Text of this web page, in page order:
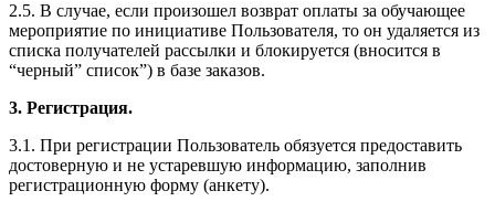
2.5. В случае, если произошел возврат оплаты за обучающее
мероприятие по инициативе Пользователя, то он удаляется из
списка получателей рассылки и блокируется (вносится в
“черный” список”) в базе заказов.
3. Регистрация.
3.1. При регистрации Пользователь обязуется предоставить
достоверную и не устаревшую информацию, заполнив
регистрационную форму (анкету).